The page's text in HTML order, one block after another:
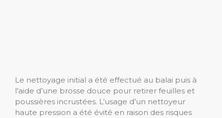
Le nettoyage initial a été effectué au balai puis à
l’aide d’une brosse douce pour retirer feuilles et
poussières incrustées. L’usage d’un nettoyeur
haute pression a été évité en raison des risques